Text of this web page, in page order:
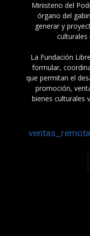
Ministerio del
órgano del
generar y
culturales
La Fundación
formular,
que permitan el
promoción,
bienes culturales